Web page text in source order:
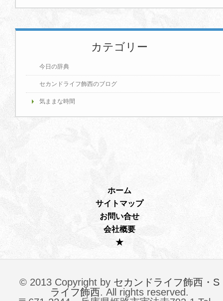
カテゴリー
今日の辞典
セカンドライフ飾西のブログ
気ままな時間
ホーム
サイトマップ
お問い合せ
会社概要
★
© 2013 Copyright by セカンドライフ飾西・S
ライフ飾西. All rights reserved.